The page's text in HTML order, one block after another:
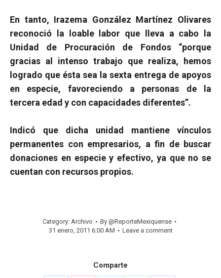
En tanto, Irazema González Martínez Olivares
reconoció la loable labor que lleva a cabo la
Unidad de Procuración de Fondos “porque
gracias al intenso trabajo que realiza, hemos
logrado que ésta sea la sexta entrega de apoyos
en especie, favoreciendo a personas de la
tercera edad y con capacidades diferentes”.
Indicó que dicha unidad mantiene vínculos
permanentes con empresarios, a fin de buscar
donaciones en especie y efectivo, ya que no se
cuentan con recursos propios.
Category: Archivo By @ReporteMexiquense
31 enero, 2011 6:00 AM
Leave a comment
Comparte